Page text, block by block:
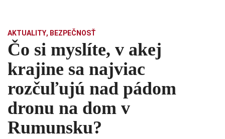
AKTUALITY, BEZPEČNOSŤ
Čo si myslíte, v akej
krajine sa najviac
rozčuľujú nad pádom
dronu na dom v
Rumunsku?